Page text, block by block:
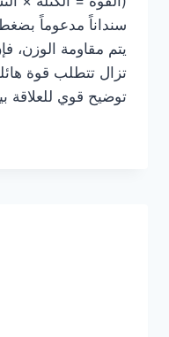
سنداناً مدعوماً
يتم مقاومة الوزن،
تزال تتطلب قوة
توضيح قوي للعلاقة